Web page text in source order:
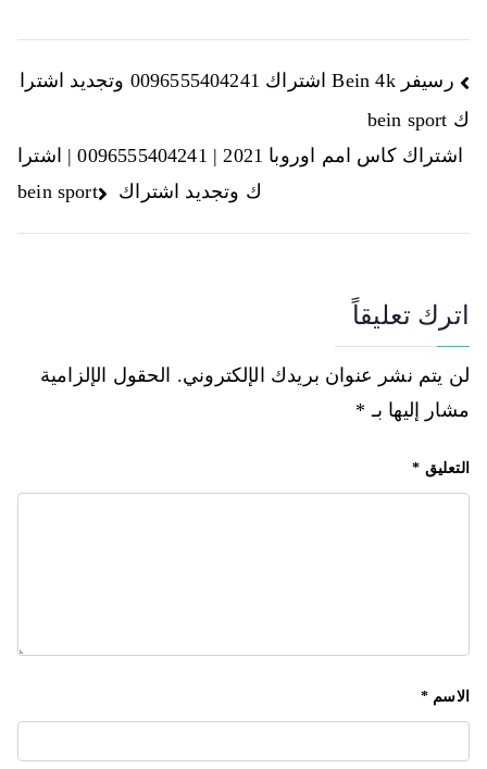
رسيفر Bein 4k اشتراك 0096555404241 وتجديد اشترا
ك bein sport
اشتراك كاس امم اوروبا 2021 | 0096555404241 | اشترا
ك وتجديد اشتراك bein sport
اترك تعليقاً
لن يتم نشر عنوان بريدك الإلكتروني.
الحقول الإلزامية
مشار إليها بـ *
التعليق *
الاسم *